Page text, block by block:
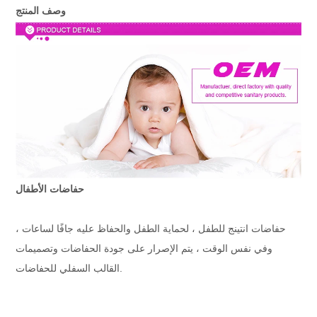
وصف المنتج
حفاضات الأطفال
حفاضات انتينج للطفل ، لحماية الطفل والحفاظ عليه جافًا لساعات ،
وفي نفس الوقت ، يتم الإصرار على جودة الحفاضات وتصميمات